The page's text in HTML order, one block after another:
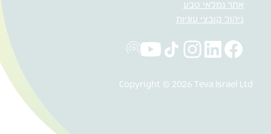
אתר גמלאי טבע
ניהול קובצי עוגיות
Copyright © 2026 Teva Israel Ltd